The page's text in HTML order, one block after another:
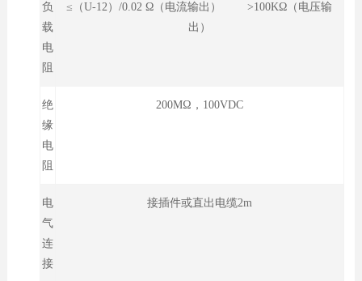
负
载
电
阻
≤（U-12）/0.02 Ω（电流输出） >100KΩ（电压输
出）
绝
缘
电
阻
200MΩ，100VDC
电
气
连
接
接插件或直出电缆2m